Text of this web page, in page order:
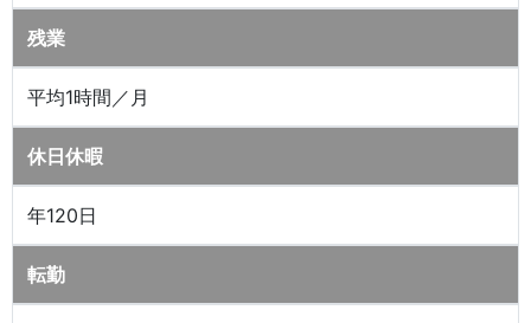
残業
平均1時間／月
休日休暇
年120日
転勤